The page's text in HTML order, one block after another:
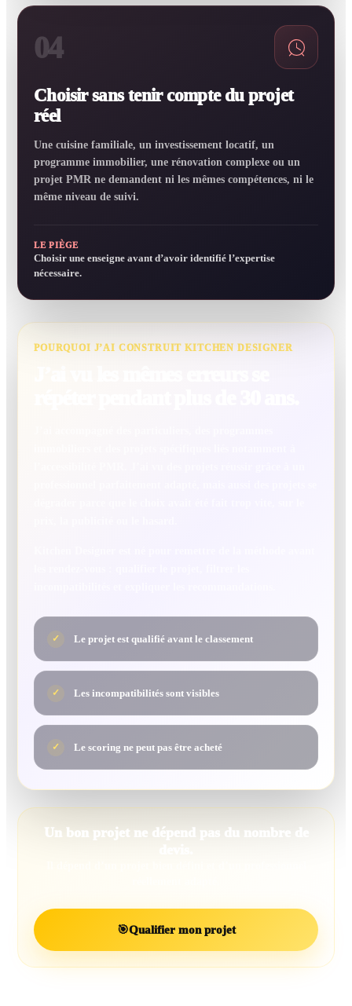
04
Choisir sans tenir compte du projet
réel
Une cuisine familiale, un investissement locatif, un
programme immobilier, une rénovation complexe ou un
projet PMR ne demandent ni les mêmes compétences, ni le
même niveau de suivi.
LE PIÈGE
Choisir une enseigne avant d’avoir identifié l’expertise
nécessaire.
POURQUOI J’AI CONSTRUIT KITCHEN DESIGNER
✓ Le projet est qualifié avant le classement
✓ Les incompatibilités sont visibles
✓ Le scoring ne peut pas être acheté
Un bon projet ne dépend pas du nombre de
🎯Qualifier mon projet